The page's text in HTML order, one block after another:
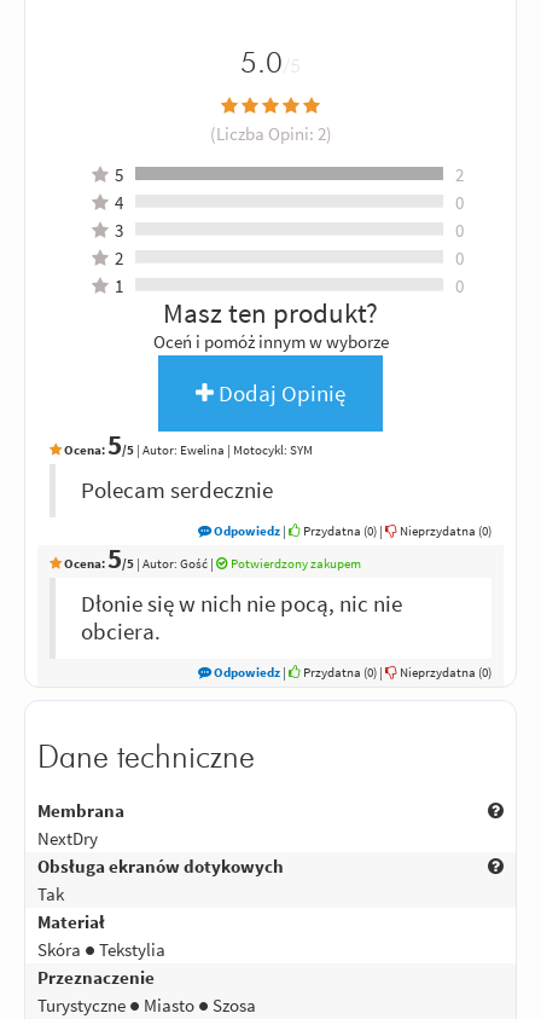
5.0 /5
(Liczba Opini: 2)
5
2
4
0
3
0
2
0
1
0
Masz ten produkt?
Oceń i pomóż innym w wyborze
Dodaj Opinię
Ocena:5/5 | Autor: Ewelina | Motocykl: SYM
Polecam serdecznie
Odpowiedz | Przydatna (0) | Nieprzydatna (0)
Ocena:5/5 | Autor: Gość | Potwierdzony zakupem
Dłonie się w nich nie pocą, nic nie
obciera.
Odpowiedz | Przydatna (0) | Nieprzydatna (0)
Dane techniczne
Membrana
NextDry
Obsługa ekranów dotykowych
Tak
Materiał
Skóra ● Tekstylia
Przeznaczenie
Turystyczne ● Miasto ● Szosa